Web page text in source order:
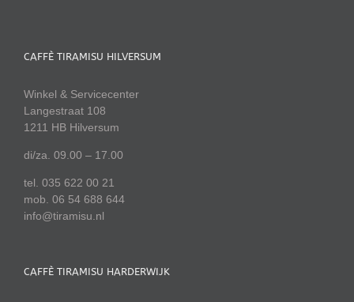
CAFFÈ TIRAMISU HILVERSUM
Winkel & Servicecenter
Langestraat 108
1211 HB Hilversum
di/za. 09.00 – 17.00
tel. 035 622 00 21
mob. 06 54 688 644
info@tiramisu.nl
CAFFÈ TIRAMISU HARDERWIJK